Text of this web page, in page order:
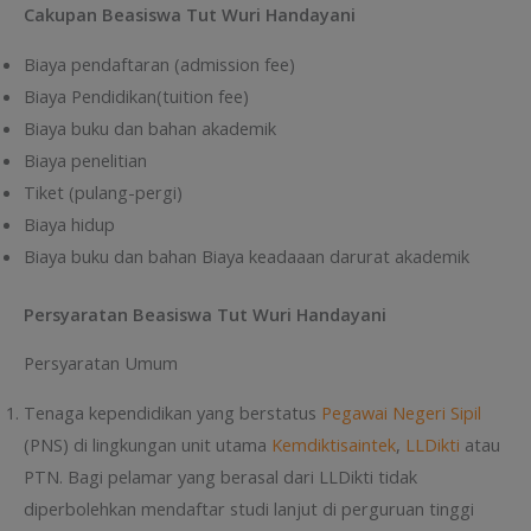
Cakupan Beasiswa Tut Wuri Handayani
Biaya pendaftaran (admission fee)
Biaya Pendidikan(tuition fee)
Biaya buku dan bahan akademik
Biaya penelitian
Tiket (pulang-pergi)
Biaya hidup
Biaya buku dan bahan Biaya keadaaan darurat akademik
Persyaratan Beasiswa Tut Wuri Handayani
Persyaratan Umum
Tenaga kependidikan yang berstatus Pegawai Negeri Sipil
(PNS) di lingkungan unit utama Kemdiktisaintek, LLDikti atau
PTN. Bagi pelamar yang berasal dari LLDikti tidak
diperbolehkan mendaftar studi lanjut di perguruan tinggi